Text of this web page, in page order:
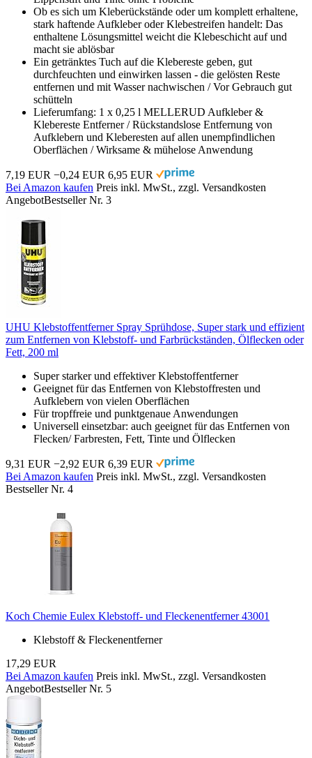
Ob es sich um Kleberückstände oder um komplett erhaltene,
stark haftende Aufkleber oder Klebestreifen handelt: Das
enthaltene Lösungsmittel weicht die Klebeschicht auf und
macht sie ablösbar
Ein getränktes Tuch auf die Klebereste geben, gut
durchfeuchten und einwirken lassen - die gelösten Reste
entfernen und mit Wasser nachwischen / Vor Gebrauch gut
schütteln
Lieferumfang: 1 x 0,25 l MELLERUD Aufkleber &
Klebereste Entferner / Rückstandslose Entfernung von
Aufklebern und Kleberesten auf allen unempfindlichen
Oberflächen / Wirksame & mühelose Anwendung
7,19 EUR −0,24 EUR 6,95 EUR
Bei Amazon kaufen Preis inkl. MwSt., zzgl. Versandkosten
AngebotBestseller Nr. 3
UHU Klebstoffentferner Spray Sprühdose, Super stark und effizient
zum Entfernen von Klebstoff- und Farbrückständen, Ölflecken oder
Fett, 200 ml
Super starker und effektiver Klebstoffentferner
Geeignet für das Entfernen von Klebstoffresten und
Aufklebern von vielen Oberflächen
Für tropffreie und punktgenaue Anwendungen
Universell einsetzbar: auch geeignet für das Entfernen von
Flecken/ Farbresten, Fett, Tinte und Ölflecken
9,31 EUR −2,92 EUR 6,39 EUR
Bei Amazon kaufen Preis inkl. MwSt., zzgl. Versandkosten
Bestseller Nr. 4
Koch Chemie Eulex Klebstoff- und Fleckenentferner 43001
Klebstoff & Fleckenentferner
17,29 EUR
Bei Amazon kaufen Preis inkl. MwSt., zzgl. Versandkosten
AngebotBestseller Nr. 5